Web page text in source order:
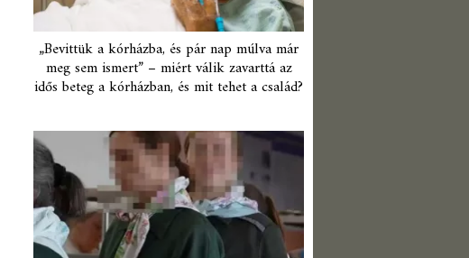
„Bevittük a kórházba, és pár nap múlva már
meg sem ismert” – miért válik zavarttá az
idős beteg a kórházban, és mit tehet a család?